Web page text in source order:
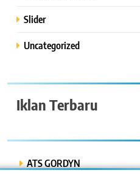
Slider
Uncategorized
Iklan Terbaru
ATS GORDYN